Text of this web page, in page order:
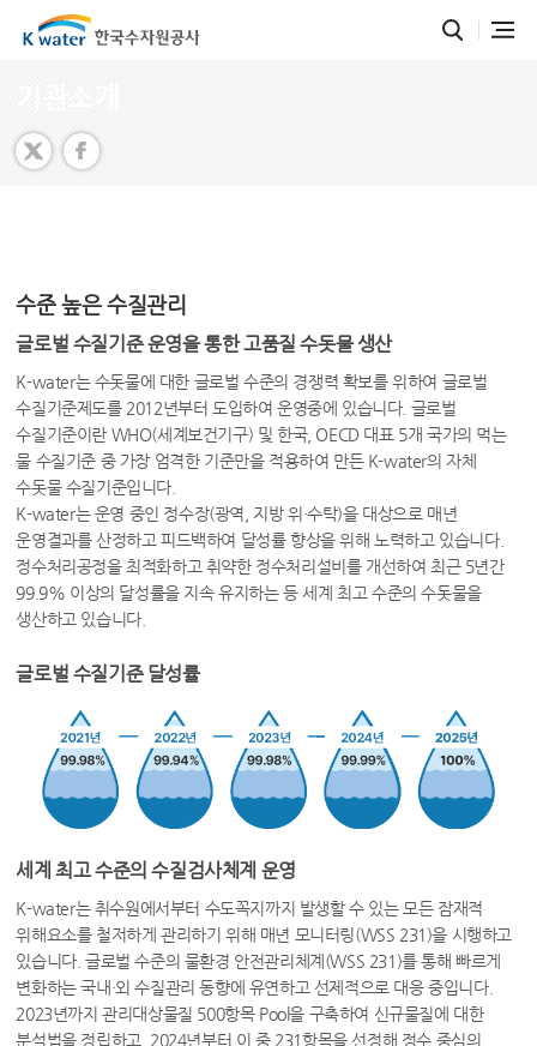
수준 높은 수질관리
글로벌 수질기준 운영을 통한 고품질 수돗물 생산
K-water는 수돗물에 대한 글로벌 수준의 경쟁력 확보를 위하여 글로벌
수질기준제도를 2012년부터 도입하여 운영중에 있습니다. 글로벌
수질기준이란 WHO(세계보건기구) 및 한국, OECD 대표 5개 국가의 먹는
물 수질기준 중 가장 엄격한 기준만을 적용하여 만든 K-water의 자체
수돗물 수질기준입니다.
K-water는 운영 중인 정수장(광역, 지방 위·수탁)을 대상으로 매년
운영결과를 산정하고 피드백하여 달성률 향상을 위해 노력하고 있습니다.
정수처리공정을 최적화하고 취약한 정수처리설비를 개선하여 최근 5년간
99.9% 이상의 달성률을 지속 유지하는 등 세계 최고 수준의 수돗물을
생산하고 있습니다.
글로벌 수질기준 달성률
세계 최고 수준의 수질검사체계 운영
K-water는 취수원에서부터 수도꼭지까지 발생할 수 있는 모든 잠재적
위해요소를 철저하게 관리하기 위해 매년 모니터링(WSS 231)을 시행하고
있습니다. 글로벌 수준의 물환경 안전관리체계(WSS 231)를 통해 빠르게
변화하는 국내·외 수질관리 동향에 유연하고 선제적으로 대응 중입니다.
2023년까지 관리대상물질 500항목 Pool을 구축하여 신규물질에 대한
분석법을 정립하고, 2024년부터 이 중 231항목을 선정해 정수 중심의